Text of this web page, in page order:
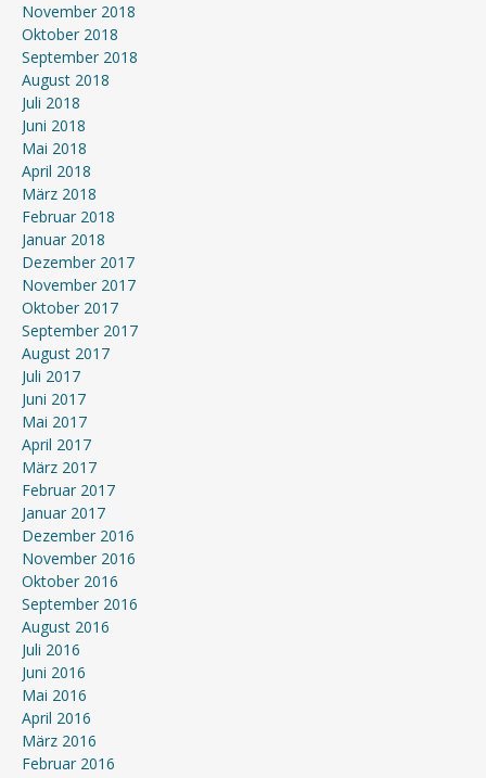
November 2018
Oktober 2018
September 2018
August 2018
Juli 2018
Juni 2018
Mai 2018
April 2018
März 2018
Februar 2018
Januar 2018
Dezember 2017
November 2017
Oktober 2017
September 2017
August 2017
Juli 2017
Juni 2017
Mai 2017
April 2017
März 2017
Februar 2017
Januar 2017
Dezember 2016
November 2016
Oktober 2016
September 2016
August 2016
Juli 2016
Juni 2016
Mai 2016
April 2016
März 2016
Februar 2016